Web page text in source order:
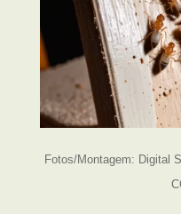
Fotos/Montagem: Digital